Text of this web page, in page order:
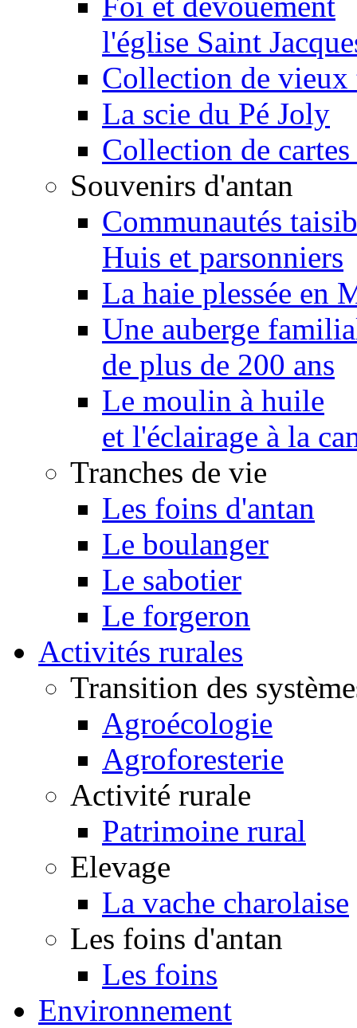
l'église Saint
Collection de vieux
La scie du Pé Joly
Collection de cartes
Souvenirs d'antan
Communautés
Huis et parsonniers
La haie plessée en
Une auberge
de plus de 200 ans
Le moulin à huile
et l'éclairage à la
Tranches de vie
Les foins d'antan
Le boulanger
Le sabotier
Le forgeron
Activités rurales
Transition des
Agroécologie
Agroforesterie
Activité rurale
Patrimoine rural
Elevage
La vache charolaise
Les foins d'antan
Les foins
Environnement